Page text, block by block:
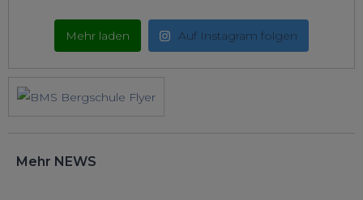
Mehr laden Auf Instagram folgen
Mehr NEWS